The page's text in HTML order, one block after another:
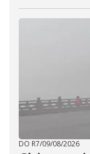
DO R7/09/08/2026